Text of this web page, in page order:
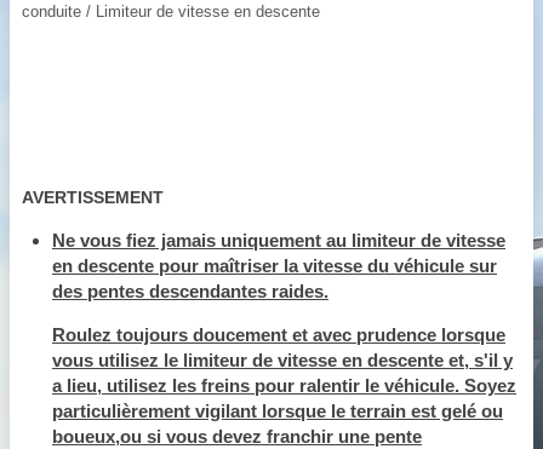
conduite / Limiteur de vitesse en descente
AVERTISSEMENT
Ne vous fiez jamais uniquement au limiteur de vitesse
en descente pour maîtriser la vitesse du véhicule sur
des pentes descendantes raides.
Roulez toujours doucement et avec prudence lorsque
vous utilisez le limiteur de vitesse en descente et, s'il y
a lieu, utilisez les freins pour ralentir le véhicule. Soyez
particulièrement vigilant lorsque le terrain est gelé ou
boueux,ou si vous devez franchir une pente